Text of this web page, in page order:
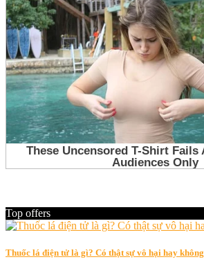
Top offers
Thuốc lá điện tử là gì? Có thật sự vô hại hay không